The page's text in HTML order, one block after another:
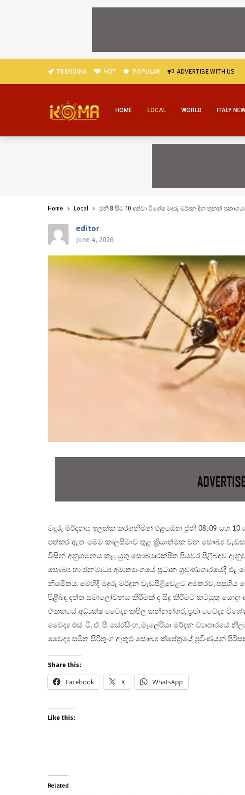
TRENDING HOT POPULAR ADVERTISE WITH US
HOME LOCAL WORLD ITALY
Home Local ජුනි 8 සිට 10 දක්වා විශේෂ මදුරු මර්දන දින තුනක්
editor
June 4, 2026
මදුරු මර්දනය ඉලක්ක කරගනිමින් එළඹෙන ජූනි 08, 09 සහ 10
පත්කර ඇත. මෙම කාලසීමාව තුළ ක්‍රියාත්මක වන සෞඛ්‍ය
විසින් අනුගමනය කළ යුතු සෞඛ්‍යාරක්ෂිත පියවර පිළිබඳව
සෞඛ්‍ය හා ජනමාධ්‍ය අමාත්‍යාංශයේ ප්‍රධාන ශ්‍රවණාගාරයේදී
නියමිතය. මෙහිදී මදුරු මර්දන වැඩපිළිවෙළට අමතරව, පසුගිය
පිළිබඳ දත්ත සමාලෝචනය කිරීමක් ද සිදු කිරීමට කටයුතු යොදා
ඒකකයේ අධ්‍යක්ෂ වෛද්‍ය කපිල කන්නන්ගර, ප්‍රජා වෛද්‍ය
වෛද්‍ය එස්. ටී. ඒ. පී. සේරසිංහ, මැලේරියා මර්දන
වෛද්‍ය සමිත සිරිතුංග ඇතුළු සෞඛ්‍ය ක්ෂේත්‍රයේ ප්‍රවීණයන්
Share this:
Facebook X WhatsApp
Like this:
Related